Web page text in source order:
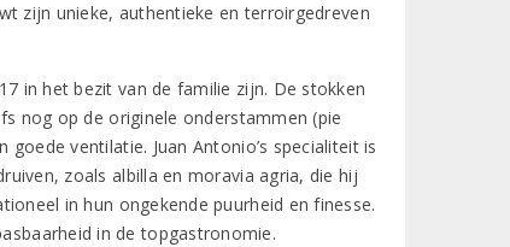
zijn unieke, authentieke en terroirgedreven
in het bezit van de familie zijn. De stokken
nog op de originele onderstammen (pie
ventilatie. Juan Antonio’s specialiteit is
zoals albilla en moravia agria, die hij
in hun ongekende puurheid en finesse.
in de topgastronomie.